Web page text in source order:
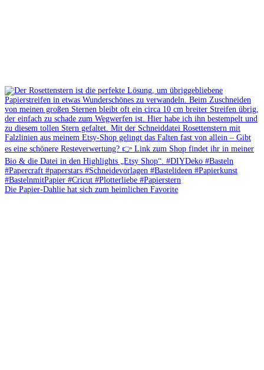
Die Papier-Dahlie hat sich zum heimlichen Favorite